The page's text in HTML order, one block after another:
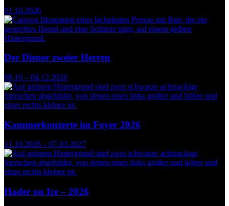
01.10.2026
Der Diener zweier Herren
08.10 – 04.12.2026
Kammerkonzerte im Foyer 2026
11.10.2026 – 07.03.2027
Hader on Ice – 2026